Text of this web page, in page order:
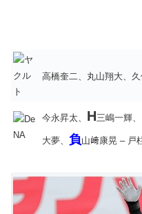
牧 秀悟 4
高橋奎二、丸山翔大、久
今永昇太、 H三嶋一輝
大夢、 負山﨑康晃 – 戸